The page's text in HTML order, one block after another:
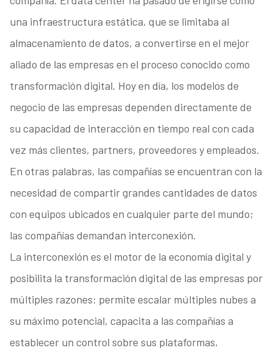
una infraestructura estática, que se limitaba al
almacenamiento de datos, a convertirse en el mejor
aliado de las empresas en el proceso conocido como
transformación digital. Hoy en día, los modelos de
negocio de las empresas dependen directamente de
su capacidad de interacción en tiempo real con cada
vez más clientes, partners, proveedores y empleados.
En otras palabras, las compañías se encuentran con la
necesidad de compartir grandes cantidades de datos
con equipos ubicados en cualquier parte del mundo;
las compañías demandan interconexión.
La interconexión es el motor de la economía digital y
posibilita la transformación digital de las empresas por
múltiples razones: permite escalar múltiples nubes a
su máximo potencial, capacita a las compañías a
establecer un control sobre sus plataformas,